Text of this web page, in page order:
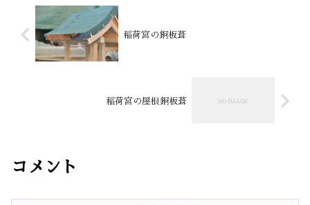
稲荷宮の銅板葺
稲荷宮の屋根銅板葺
コメント